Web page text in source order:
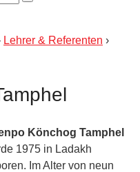
Lehrer & Referenten ›
Könchog Tamphel
1975 in Ladakh
Im Alter von neun